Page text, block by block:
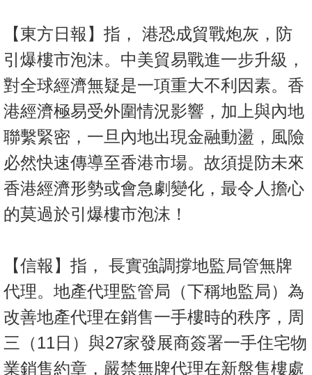
公
佈
置
手
冊
關
於
我
們
【東方日報】指， 港恐成貿戰炮灰，防
引爆樓市泡沫。中美貿易戰進一步升級，
對全球經濟無疑是一項重大不利因素。香
港經濟極易受外圍情況影響，加上與內地
聯繫緊密，一旦內地出現金融動盪，風險
必然快速傳導至香港市場。故須提防未來
香港經濟形勢或會急劇變化，最令人擔心
的莫過於引爆樓市泡沫！
【信報】指， 長實強調撐地監局管無牌
代理。地產代理監管局（下稱地監局）為
改善地產代理在銷售一手樓時的秩序，周
三（11日）與27家發展商簽署一手住宅物
業銷售約章，嚴禁無牌代理在新盤售樓處